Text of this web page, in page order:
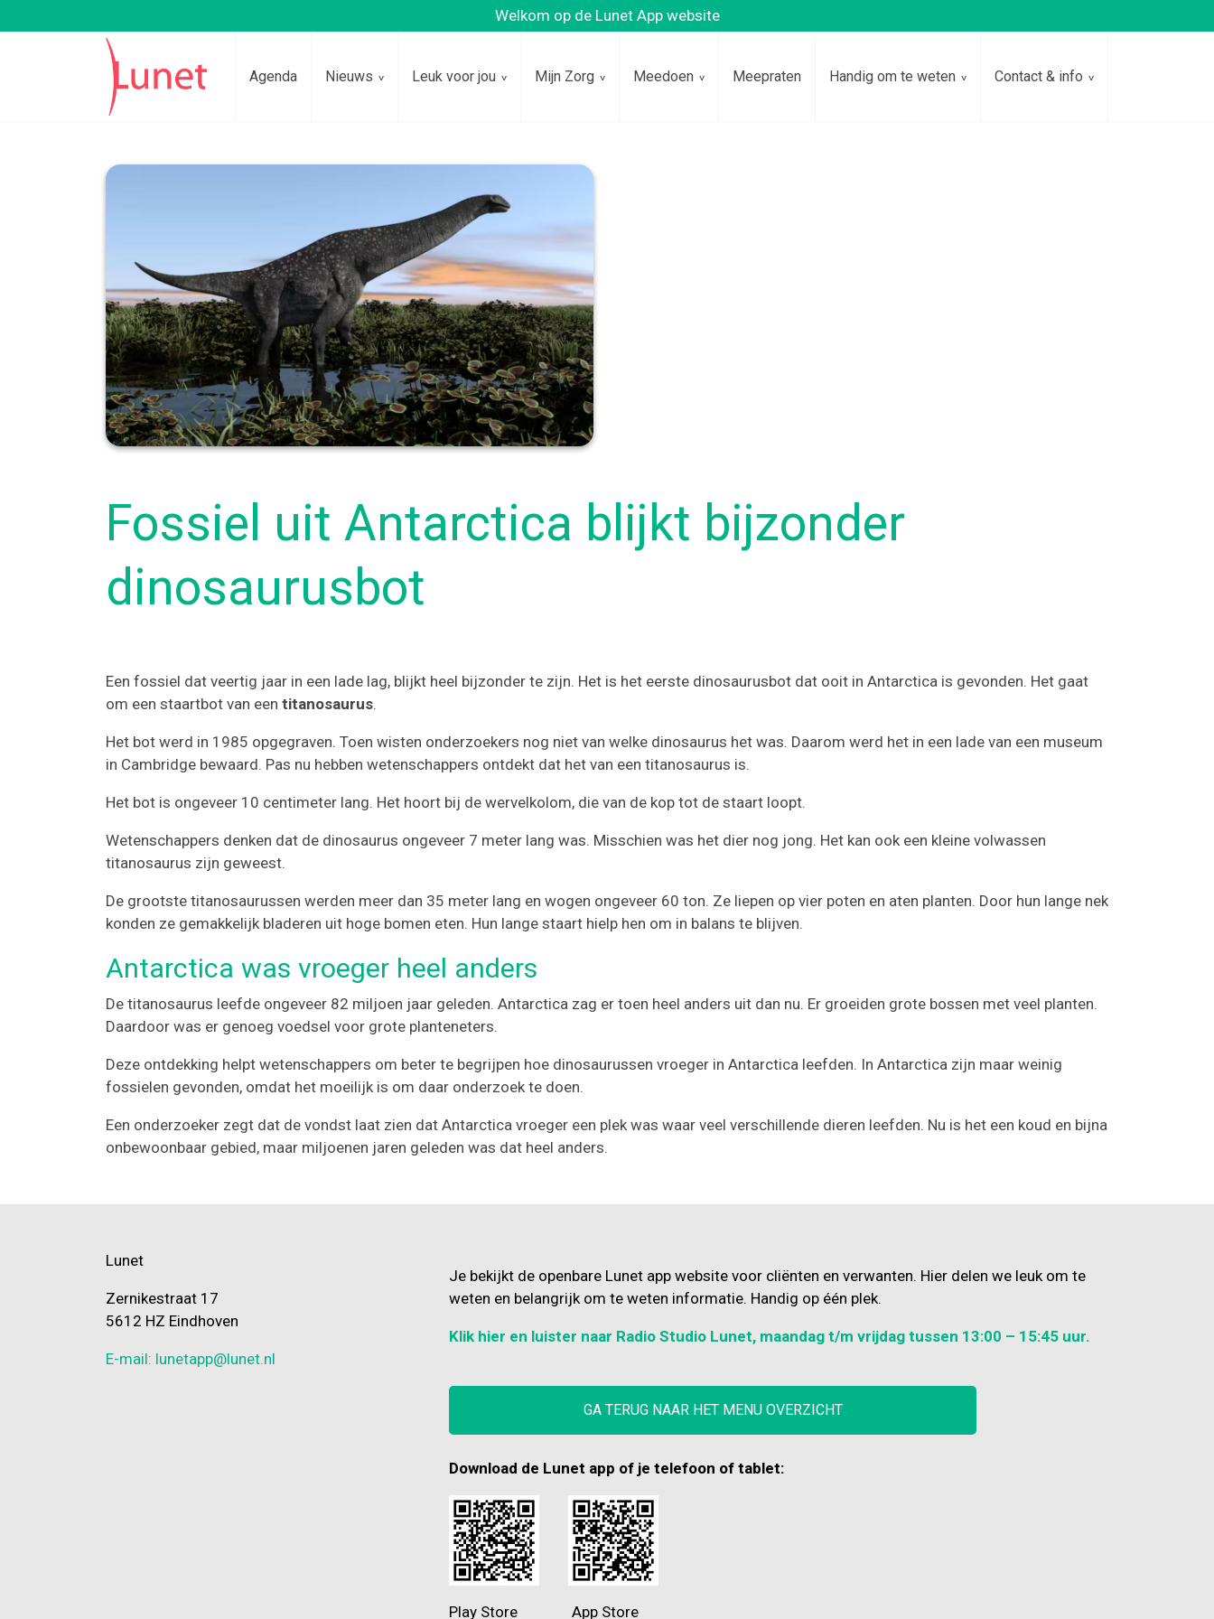
Welkom op de Lunet App website
Agenda Nieuws Leuk voor jou Mijn Zorg Meedoen Meepraten Handig om te weten Contact & info
Lees voor
Fossiel uit Antarctica blijkt bijzonder
dinosaurusbot
Een fossiel dat veertig jaar in een lade lag, blijkt heel bijzonder te zijn. Het is het eerste dinosaurusbot dat ooit in Antarctica is gevonden. Het gaat
om een staartbot van een titanosaurus.
Het bot werd in 1985 opgegraven. Toen wisten onderzoekers nog niet van welke dinosaurus het was. Daarom werd het in een lade van een museum
in Cambridge bewaard. Pas nu hebben wetenschappers ontdekt dat het van een titanosaurus is.
Het bot is ongeveer 10 centimeter lang. Het hoort bij de wervelkolom, die van de kop tot de staart loopt.
Wetenschappers denken dat de dinosaurus ongeveer 7 meter lang was. Misschien was het dier nog jong. Het kan ook een kleine volwassen
titanosaurus zijn geweest.
De grootste titanosaurussen werden meer dan 35 meter lang en wogen ongeveer 60 ton. Ze liepen op vier poten en aten planten. Door hun lange nek
konden ze gemakkelijk bladeren uit hoge bomen eten. Hun lange staart hielp hen om in balans te blijven.
Antarctica was vroeger heel anders
De titanosaurus leefde ongeveer 82 miljoen jaar geleden. Antarctica zag er toen heel anders uit dan nu. Er groeiden grote bossen met veel planten.
Daardoor was er genoeg voedsel voor grote planteneters.
Deze ontdekking helpt wetenschappers om beter te begrijpen hoe dinosaurussen vroeger in Antarctica leefden. In Antarctica zijn maar weinig
fossielen gevonden, omdat het moeilijk is om daar onderzoek te doen.
Een onderzoeker zegt dat de vondst laat zien dat Antarctica vroeger een plek was waar veel verschillende dieren leefden. Nu is het een koud en bijna
onbewoonbaar gebied, maar miljoenen jaren geleden was dat heel anders.
Lunet
Zernikestraat 17
5612 HZ Eindhoven
E-mail: lunetapp@lunet.nl
Je bekijkt de openbare Lunet app website voor cliënten en verwanten. Hier delen we leuk om te
weten en belangrijk om te weten informatie. Handig op één plek.
Klik hier en luister naar Radio Studio Lunet, maandag t/m vrijdag tussen 13:00 – 15:45 uur.
GA TERUG NAAR HET MENU OVERZICHT
Download de Lunet app of je telefoon of tablet:
Play Store App Store